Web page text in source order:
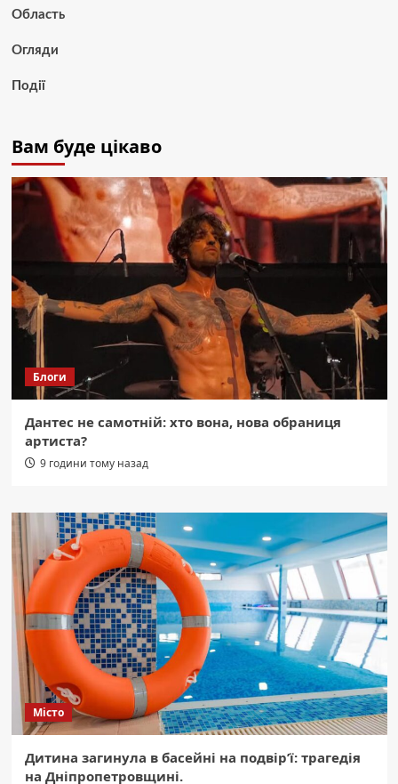
Область
Огляди
Події
Вам буде цікаво
Блоги
Дантес не самотній: хто вона, нова обраниця
артиста?
9 години тому назад
Місто
Дитина загинула в басейні на подвір’ї: трагедія
на Дніпропетровщині.